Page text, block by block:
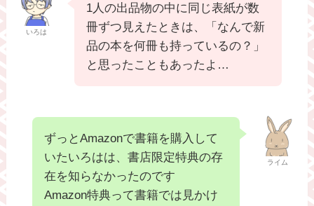
いろは
1人の出品物の中に同じ表紙が数
冊ずつ見えたときは、「なんで新
品の本を何冊も持っているの？」
と思ったこともあったよ…
ライム
ずっとAmazonで書籍を購入して
いたいろはは、書店限定特典の存
在を知らなかったのです
Amazon特典って書籍では見かけ